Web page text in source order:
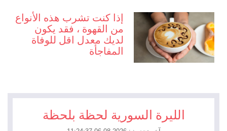
إذا كنت تشرب هذه الأنواع
من القهوة ، فقد يكون
لديك معدل اقل للوفاة
المفاجأة
الليرة السورية لحظة بلحظة